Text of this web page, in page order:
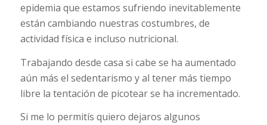
epidemia que estamos sufriendo inevitablemente
están cambiando nuestras costumbres, de
actividad física e incluso nutricional.
Trabajando desde casa si cabe se ha aumentado
aún más el sedentarismo y al tener más tiempo
libre la tentación de picotear se ha incrementado.
Si me lo permitís quiero dejaros algunos